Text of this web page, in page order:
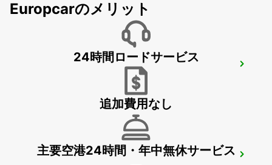
BORLANGE
Europcarのメリット
24時間ロードサービス
追加費用なし
主要空港24時間・年中無休サービス